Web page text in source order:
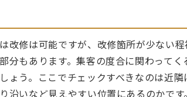
改修は可能ですが、改修箇所が少ない程
分もあります。集客の度合に関わって
ょう。ここでチェックすべきなのは近
沿いなど見えやすい位置にあるのかで